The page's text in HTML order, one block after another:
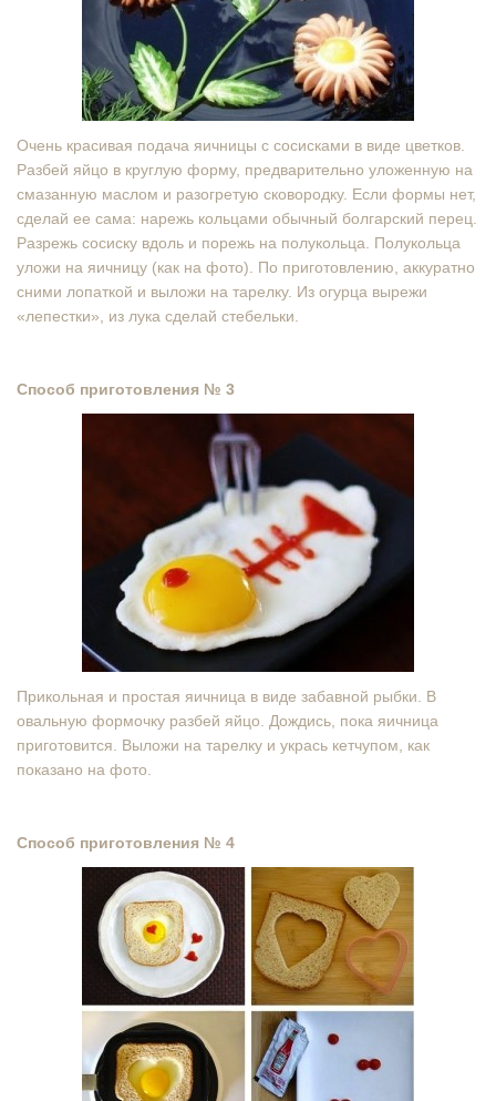
Очень красивая подача яичницы с сосисками в виде цветков.
Разбей яйцо в круглую форму, предварительно уложенную на
смазанную маслом и разогретую сковородку. Если формы нет,
сделай ее сама: нарежь кольцами обычный болгарский перец.
Разрежь сосиску вдоль и порежь на полукольца. Полукольца
уложи на яичницу (как на фото). По приготовлению, аккуратно
сними лопаткой и выложи на тарелку. Из огурца вырежи
«лепестки», из лука сделай стебельки.
Способ приготовления № 3
Прикольная и простая яичница в виде забавной рыбки. В
овальную формочку разбей яйцо. Дождись, пока яичница
приготовится. Выложи на тарелку и укрась кетчупом, как
показано на фото.
Способ приготовления № 4